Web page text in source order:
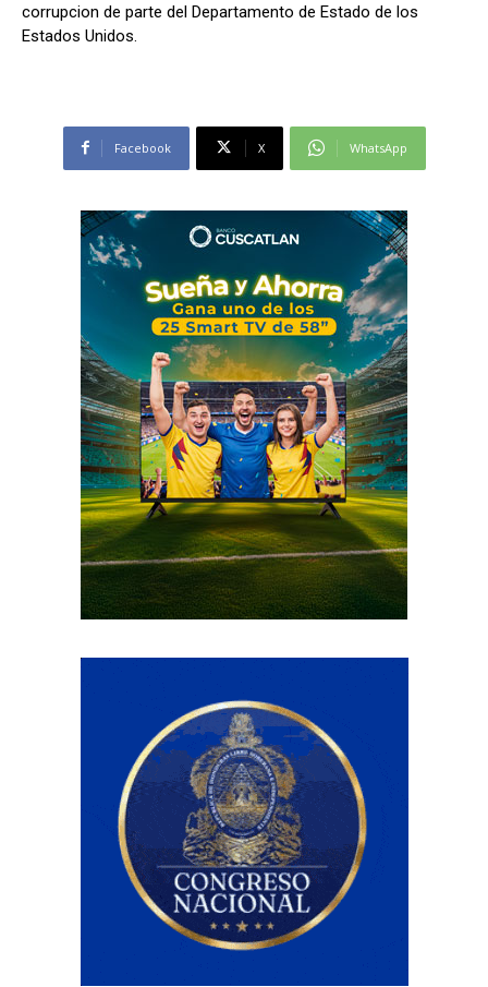
corrupcion de parte del Departamento de Estado de los
Estados Unidos.
Facebook X WhatsApp